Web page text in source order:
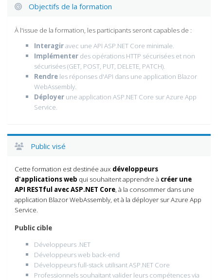
Objectifs de la formation
À l'issue de la formation, les participants seront capables de :
Interagiravec une API ASP.NET Core minimale.
Implémenter des opérations HTTP sécurisées et non
sécurisées (GET, POST, PUT, DELETE, PATCH).
Rendre les réponses d'API dans une application Blazor
WebAssembly.
Déployer une application ASP.NET Core sur Azure App
Service.
Public visé
Cette formation est destinée aux développeurs
d'applications web qui souhaitent apprendre à créer une
API RESTful avec ASP.NET Core, à la consommer dans une
application Blazor WebAssembly, et à la déployer sur Azure App
Service.
Public cible
Développeurs .NET
Développeurs web back-end
Développeurs full-stack utilisant ASP.NET Core
Professionnels souhaitant valider leurs compétences via